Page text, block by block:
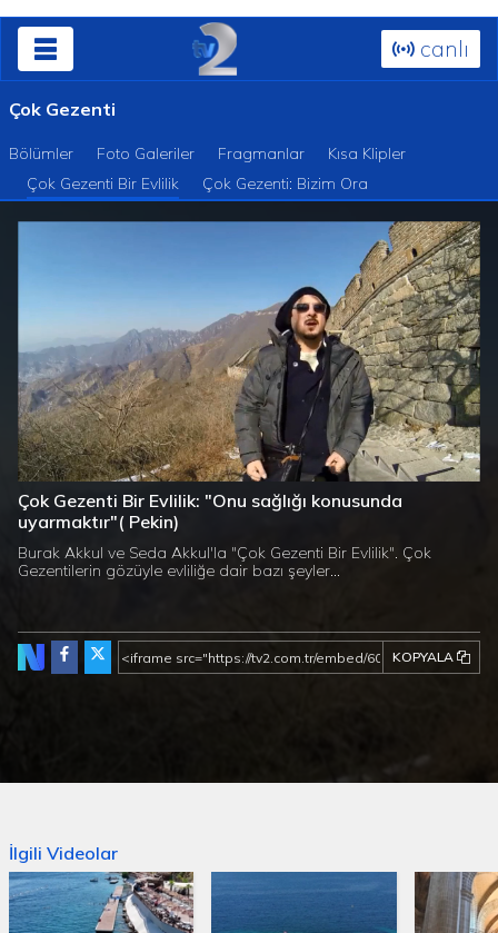
canlı
Çok Gezenti
Bölümler Foto Galeriler Fragmanlar
Kısa Klipler
Çok Gezenti Bir Evlilik
Çok Gezenti: Bizim Ora
Süre / Toplam
Süre
Yüklendi:
0%
Yükleniyor
:
0%
Çok Gezenti Bir Evlilik: "Onu sağlığı konusunda
uyarmaktır"( Pekin)
Burak Akkul ve Seda Akkul'la "Çok Gezenti Bir Evlilik". Çok
Gezentilerin gözüyle evliliğe dair bazı şeyler...
KOPYALA
İlgili Videolar